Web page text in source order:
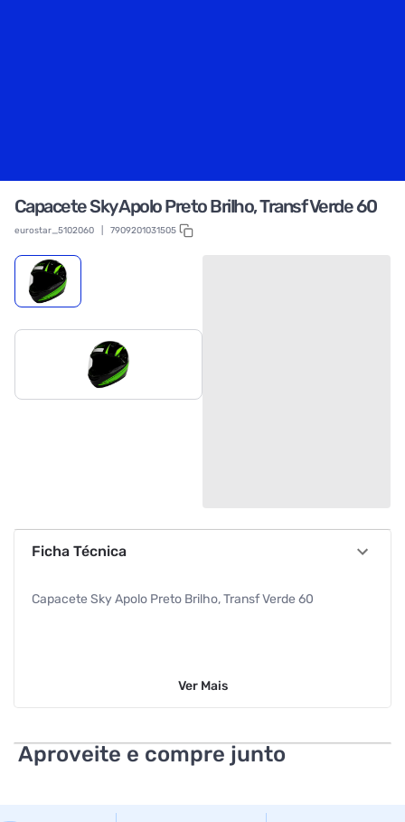
Capacete Sky Apolo Preto Brilho, Transf Verde 60
eurostar_5102060 7909201031505
Ficha Técnica
Capacete Sky Apolo Preto Brilho, Transf Verde 60
Ver Mais
Aproveite e compre junto